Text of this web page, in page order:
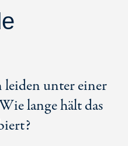
unter einer
lange hält das